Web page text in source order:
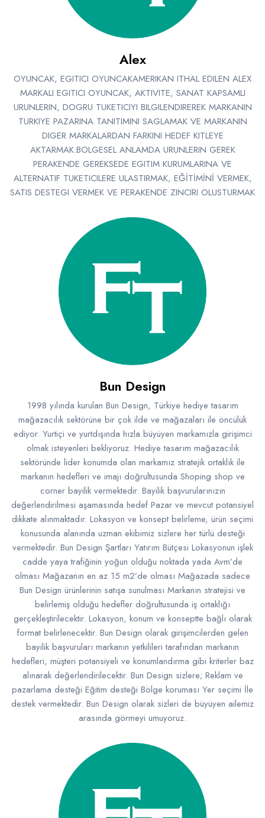
Ev Hizmetleri
Turizm - Eğlence
Market FMGC - Katlı Mağaza
Oyuncak ve Hediyelik
Takı
Yapı Malzemesi - Hırdavat
Güvenlik - Temizlik
Giyim - Aksesuar
Hukuk - Marka - Patent ve Tercüme
Isıtma - Soğutma ve Havalandırma
Lojistik - Kargo ve Kurye
Mali Kayıt ve Denetim
Mobilya Dekorasyon
Proje - İnşaat ve Tesisat
Raf ve Depo Sistemleri
Reklam - Tanıtım - PR ve İnternet
Seyahat - Rent A Car
Tabela - Dijital Baskı
Alex
OYUNCAK, EGITICI OYUNCAKAMERIKAN ITHAL EDILEN ALEX
MARKALI EGITICI OYUNCAK, AKTIVITE, SANAT KAPSAMLI
URUNLERIN, DOGRU TUKETICIYI BILGILENDIREREK MARKANIN
TURKIYE PAZARINA TANITIMINI SAGLAMAK VE MARKANIN
DIGER MARKALARDAN FARKINI HEDEF KITLEYE
AKTARMAK.BOLGESEL ANLAMDA URUNLERIN GEREK
PERAKENDE GEREKSEDE EGITIM KURUMLARINA VE
ALTERNATIF TUKETICILERE ULASTIRMAK, EĞİTİMİNİ VERMEK,
SATIS DESTEGI VERMEK VE PERAKENDE ZINCIRI OLUSTURMAK
Bun Design
1998 yılında kurulan Bun Design, Türkiye hediye tasarım
mağazacılık sektörüne bir çok ilde ve mağazaları ile öncülük
ediyor. Yurtiçi ve yurtdışında hızla büyüyen markamızla girişimci
olmak isteyenleri bekliyoruz. Hediye tasarım mağazacılık
sektöründe lider konumda olan markamız stratejik ortaklık ile
markanın hedefleri ve imajı doğrultusunda Shoping shop ve
corner bayilik vermektedir. Bayilik başvurularınızın
değerlendirilmesi aşamasında hedef Pazar ve mevcut potansiyel
dikkate alınmaktadır. Lokasyon ve konsept belirleme, ürün seçimi
konusunda alanında uzman ekibimiz sizlere her türlü desteği
vermektedir. Bun Design Şartları Yatırım Bütçesi Lokasyonun işlek
cadde yaya trafiğinin yoğun olduğu noktada yada Avm’de
olması Mağazanın en az 15 m2’de olması Mağazada sadece
Bun Design ürünlerinin satışa sunulması Markanın stratejisi ve
belirlemiş olduğu hedefler doğrultusunda iş ortaklığı
gerçekleştirilecektir. Lokasyon, konum ve konseptte bağlı olarak
format belirlenecektir. Bun Design olarak girişimcilerden gelen
bayilik başvuruları markanın yetkilileri tarafından markanın
hedefleri, müşteri potansiyeli ve konumlandırma gibi kriterler baz
alınarak değerlendirilecektir. Bun Design sizlere; Reklam ve
pazarlama desteği Eğitim desteği Bölge koruması Yer seçimi İle
destek vermektedir. Bun Design olarak sizleri de büyüyen ailemiz
arasında görmeyi umuyoruz.